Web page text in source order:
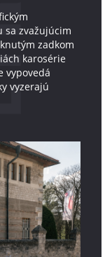
sa zvažujúcim
zadkom
karosérie
vypovedá
vyzerajú